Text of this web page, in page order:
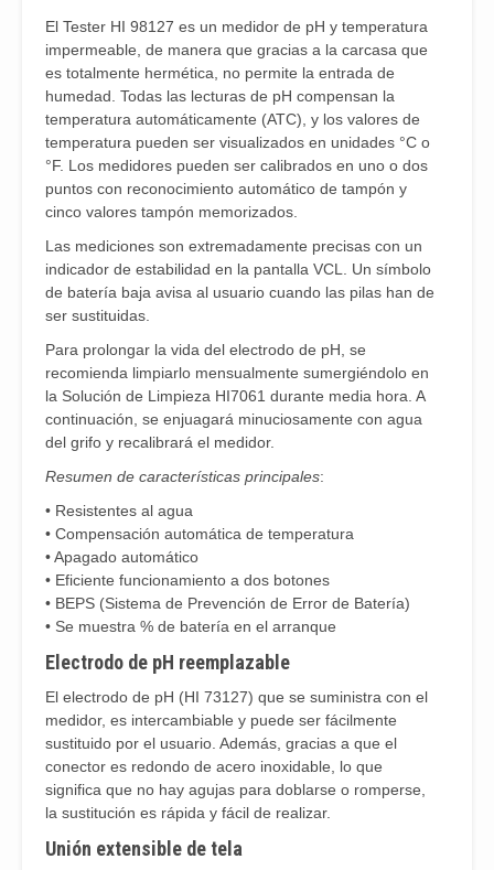
El Tester HI 98127 es un medidor de pH y temperatura
impermeable, de manera que gracias a la carcasa que
es totalmente hermética, no permite la entrada de
humedad. Todas las lecturas de pH compensan la
temperatura automáticamente (ATC), y los valores de
temperatura pueden ser visualizados en unidades °C o
°F. Los medidores pueden ser calibrados en uno o dos
puntos con reconocimiento automático de tampón y
cinco valores tampón memorizados.
Las mediciones son extremadamente precisas con un
indicador de estabilidad en la pantalla VCL. Un símbolo
de batería baja avisa al usuario cuando las pilas han de
ser sustituidas.
Para prolongar la vida del electrodo de pH, se
recomienda limpiarlo mensualmente sumergiéndolo en
la Solución de Limpieza HI7061 durante media hora. A
continuación, se enjuagará minuciosamente con agua
del grifo y recalibrará el medidor.
Resumen de características principales:
• Resistentes al agua
• Compensación automática de temperatura
• Apagado automático
• Eficiente funcionamiento a dos botones
• BEPS (Sistema de Prevención de Error de Batería)
• Se muestra % de batería en el arranque
Electrodo de pH reemplazable
El electrodo de pH (HI 73127) que se suministra con el
medidor, es intercambiable y puede ser fácilmente
sustituido por el usuario. Además, gracias a que el
conector es redondo de acero inoxidable, lo que
significa que no hay agujas para doblarse o romperse,
la sustitución es rápida y fácil de realizar.
Unión extensible de tela